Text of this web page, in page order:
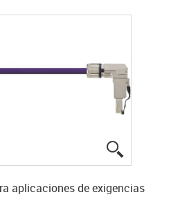
aplicaciones de exigencias